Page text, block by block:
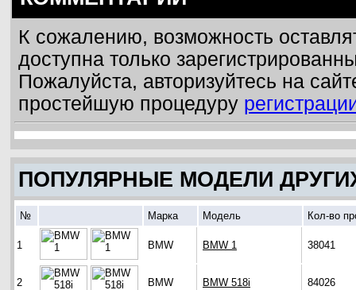
К сожалению, возможность
доступна только
Пожалуйста, авторизуйтесь на
простейшую процедуру
ПОПУЛЯРНЫЕ МОДЕЛИ
№ Марка Модель Кол-во
1 BMW BMW 1 38041
2 BMW BMW 518i 84026